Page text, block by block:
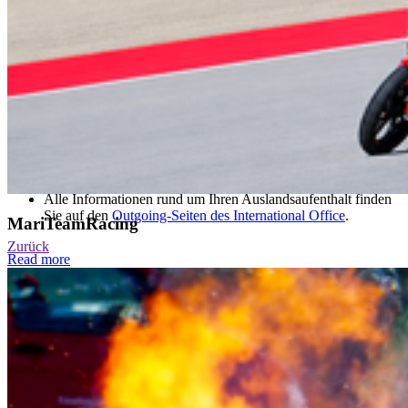
MariTeamRacing
Read more
Die Allianz in drei Worten: Lebenslanges Lernen,
Nachhaltigkeit und inklusive Bildung
Rolle innerhalb der Allianz: Partner im gemeinsamen
Engagement für die Ausbildung von Kompetenz,
Entwicklung und Anpassung.
Alle Informationen rund um Ihren Auslandsaufenthalt finden
Sie auf den Outgoing-Seiten des International Office.
Zurück
Alle Neuigkeiten
Kon­takt
Hochschule Stralsund